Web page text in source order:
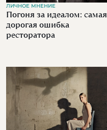
ЛИЧНОЕ МНЕНИЕ
Погоня за идеалом: самая
дорогая ошибка
ресторатора